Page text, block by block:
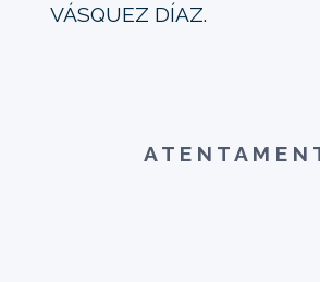
VÁSQUEZ DÍAZ.
A T E N T A M E N